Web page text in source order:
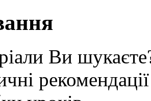
Ви
рекомендації